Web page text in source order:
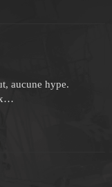
aucune hype.